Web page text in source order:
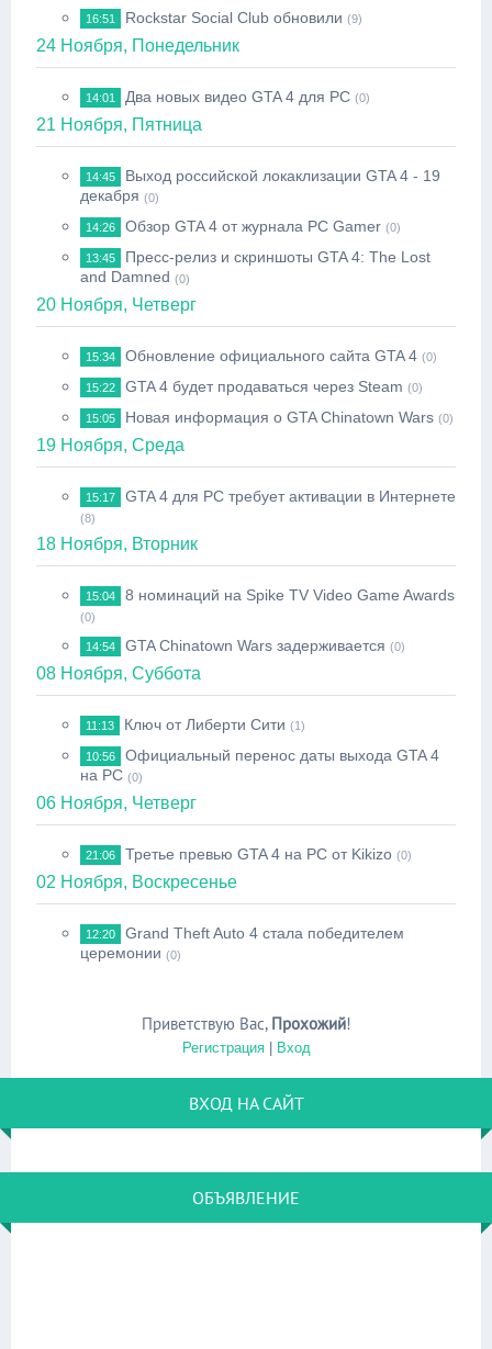
16:51 Rockstar Social Club обновили (9)
24 Ноября, Понедельник
14:01 Два новых видео GTA 4 для PC (0)
21 Ноября, Пятница
14:45 Выход российской локаклизации GTA 4 - 19
декабря (0)
14:26 Обзор GTA 4 от журнала PC Gamer (0)
13:45 Пресс-релиз и скриншоты GTA 4: The Lost
and Damned (0)
20 Ноября, Четверг
15:34 Обновление официального сайта GTA 4 (0)
15:22 GTA 4 будет продаваться через Steam (0)
15:05 Новая информация о GTA Chinatown Wars (0)
19 Ноября, Среда
15:17 GTA 4 для PC требует активации в Интернете
(8)
18 Ноября, Вторник
15:04 8 номинаций на Spike TV Video Game Awards
(0)
14:54 GTA Chinatown Wars задерживается (0)
08 Ноября, Суббота
11:13 Ключ от Либерти Сити (1)
10:56 Официальный перенос даты выхода GTA 4
на PC (0)
06 Ноября, Четверг
21:06 Третье превью GTA 4 на PC от Kikizo (0)
02 Ноября, Воскресенье
12:20 Grand Theft Auto 4 стала победителем
церемонии (0)
Приветствую Вас, Прохожий!
Регистрация| Вход
ВХОД НА САЙТ
ОБЪЯВЛЕНИЕ